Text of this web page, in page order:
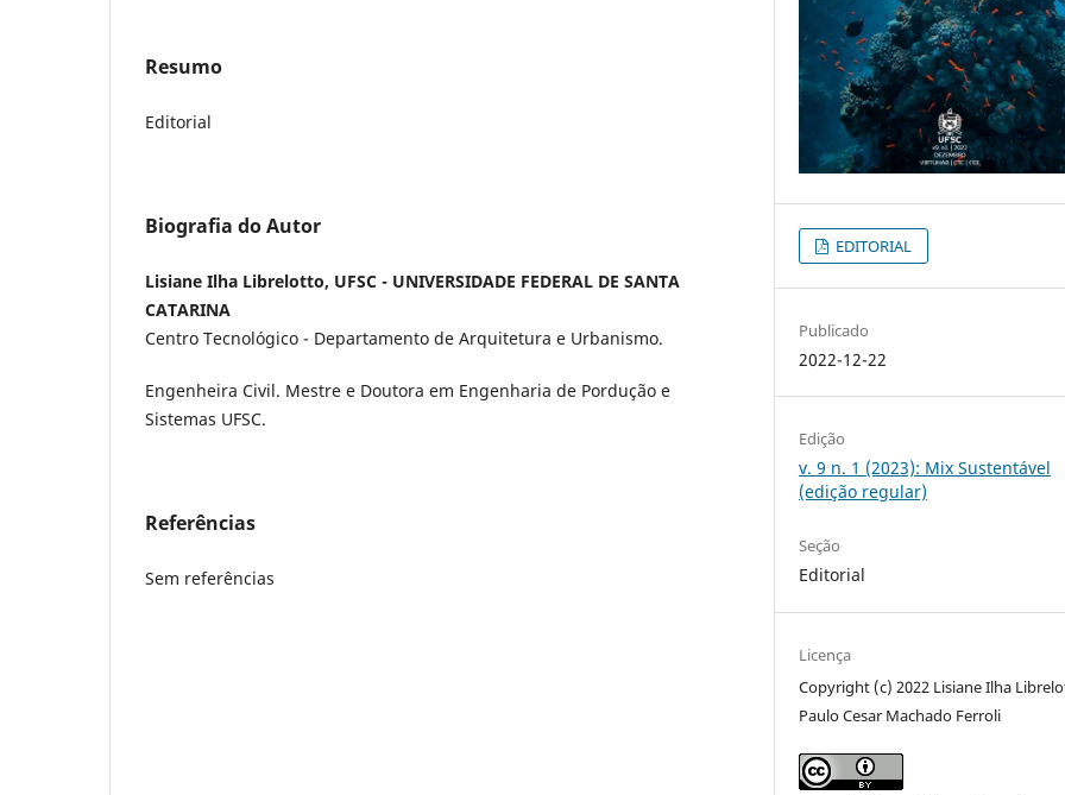
Resumo
Editorial
Biografia do Autor
Lisiane Ilha Librelotto, UFSC - UNIVERSIDADE FEDERAL DE SANTA
CATARINA
Centro Tecnológico - Departamento de Arquitetura e Urbanismo.
Engenheira Civil. Mestre e Doutora em Engenharia de Pordução e
Sistemas UFSC.
Referências
Sem referências
EDITORIAL
Publicado
2022-12-22
Edição
v. 9 n. 1 (2023): Mix Sustentável
(edição regular)
Seção
Editorial
Licença
Copyright (c) 2022 Lisiane Ilha
Paulo Cesar Machado Ferroli